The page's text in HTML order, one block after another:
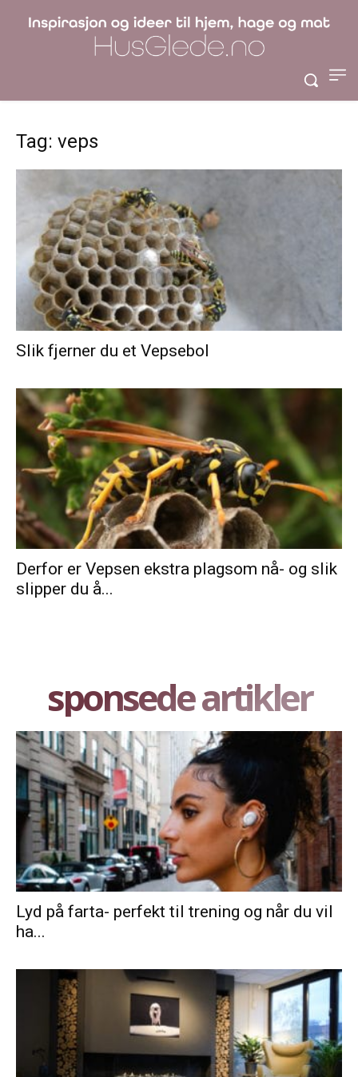
Tag: veps
Slik fjerner du et Vepsebol
Derfor er Vepsen ekstra plagsom nå- og slik
slipper du å...
sponsede artikler
Lyd på farta- perfekt til trening og når du vil
ha...